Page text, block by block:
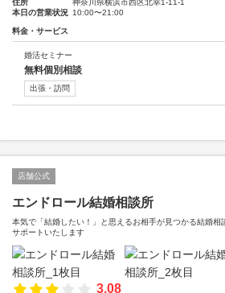
住所
神奈川県横浜市西区北幸1-11-1
本日の営業状況 10:00〜21:00
料金・サービス
婚活セミナー
無料個別相談
出張・訪問
店舗公式
エンドロール結婚相談所
本気で「結婚したい！」と思えるお相手が見つかる結婚相
サポートいたします
3.08